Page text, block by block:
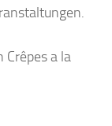
Crêpes a la